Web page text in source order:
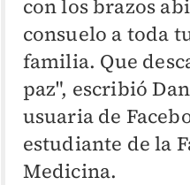
con los brazos
consuelo a toda
familia. Que
paz", escribió
usuaria de
estudiante de la
Medicina.